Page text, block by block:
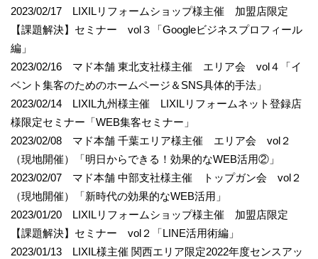
2023/02/17 LIXILリフォームショップ様主催 加盟店限定
【課題解決】セミナー vol３「Googleビジネスプロフィール
編」
2023/02/16 マド本舗 東北支社様主催 エリア会 vol４「イ
ベント集客のためのホームページ＆SNS具体的手法」
2023/02/14 LIXIL九州様主催 LIXILリフォームネット登録店
様限定セミナー「WEB集客セミナー」
2023/02/08 マド本舗 千葉エリア様主催 エリア会 vol２
（現地開催）「明日からできる！効果的なWEB活用②」
2023/02/07 マド本舗 中部支社様主催 トップガン会 vol２
（現地開催）「新時代の効果的なWEB活用」
2023/01/20 LIXILリフォームショップ様主催 加盟店限定
【課題解決】セミナー vol２「LINE活用術編」
2023/01/13 LIXIL様主催 関西エリア限定2022年度センスアッ